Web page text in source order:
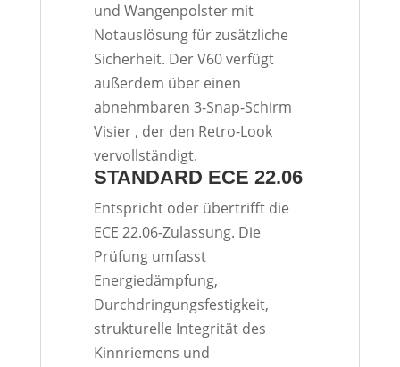
und Wangenpolster mit
Notauslösung für zusätzliche
Sicherheit. Der V60 verfügt
außerdem über einen
abnehmbaren 3-Snap-Schirm
Visier , der den Retro-Look
vervollständigt.
STANDARD ECE 22.06
Entspricht oder übertrifft die
ECE 22.06-Zulassung. Die
Prüfung umfasst
Energiedämpfung,
Durchdringungsfestigkeit,
strukturelle Integrität des
Kinnriemens und